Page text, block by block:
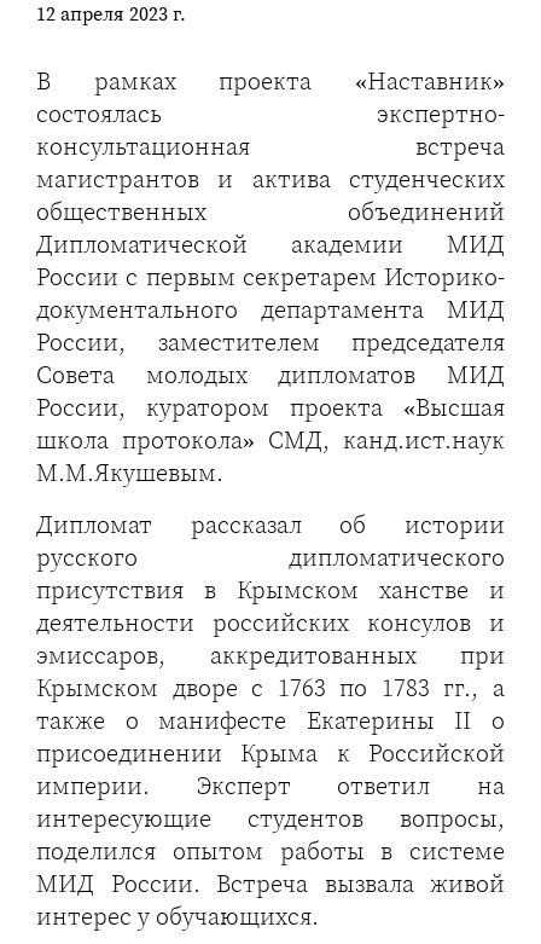
12 апреля 2023 г.
В рамках проекта «Наставник»
состоялась экспертно-
консультационная встреча
магистрантов и актива студенческих
общественных объединений
Дипломатической академии МИД
России с первым секретарем Историко-
документального департамента МИД
России, заместителем председателя
Совета молодых дипломатов МИД
России, куратором проекта «Высшая
школа протокола» СМД, канд.ист.наук
М.М.Якушевым.
Дипломат рассказал об истории
русского дипломатического
присутствия в Крымском ханстве и
деятельности российских консулов и
эмиссаров, аккредитованных при
Крымском дворе с 1763 по 1783 гг., а
также о манифесте Екатерины II о
присоединении Крыма к Российской
империи. Эксперт ответил на
интересующие студентов вопросы,
поделился опытом работы в системе
МИД России. Встреча вызвала живой
интерес у обучающихся.